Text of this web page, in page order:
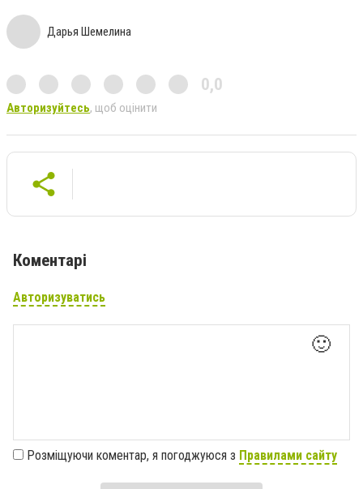
Дарья Шемелина
0,0
Авторизуйтесь, щоб оцінити
Коментарі
Авторизуватись
🙂
Розміщуючи коментар, я погоджуюся з Правилами сайту